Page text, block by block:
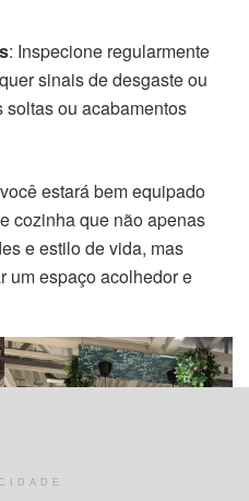
: Inspecione regularmente
sinais de desgaste ou
ou acabamentos
estará bem equipado
cozinha que não apenas
e estilo de vida, mas
um espaço acolhedor e